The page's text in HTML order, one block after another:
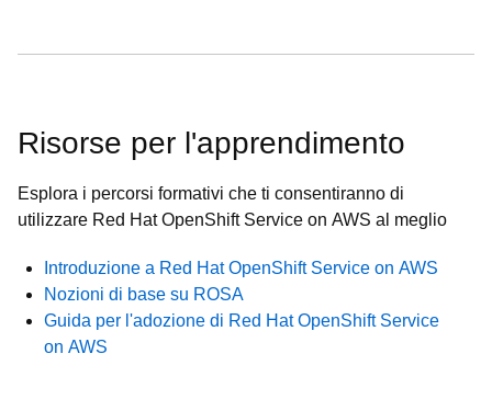
Risorse per l'apprendimento
Esplora i percorsi formativi che ti consentiranno di
utilizzare Red Hat OpenShift Service on AWS al meglio
Introduzione a Red Hat OpenShift Service on AWS
Nozioni di base su ROSA
Guida per l'adozione di Red Hat OpenShift Service
on AWS